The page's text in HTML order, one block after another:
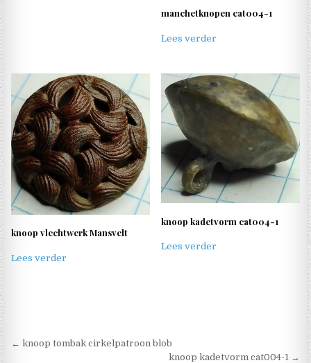
manchetknopen cat004-1
Lees verder
knoop vlechtwerk Mansvelt
Lees verder
knoop kadetvorm cat004-1
Lees verder
Berichtnavigatie
← knoop tombak cirkelpatroon blob
knoop kadetvorm cat004-1 →